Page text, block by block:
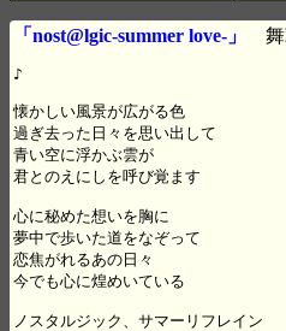
「nost@lgic-summer love-」 舞
♪
懐かしい風景が広がる色
過ぎ去った日々を思い出して
青い空に浮かぶ雲が
君とのえにしを呼び覚ます
心に秘めた想いを胸に
夢中で歩いた道をなぞって
恋焦がれるあの日々
今でも心に煌めいている
ノスタルジック、サマーリフレイン